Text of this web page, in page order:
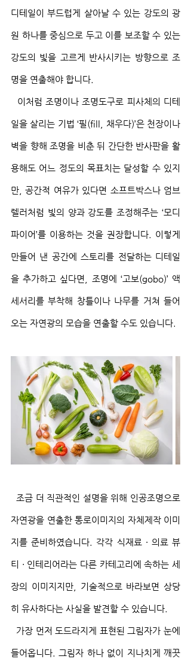
디테일이 부드럽게 살아날 수 있는 강도의 광
원 하나를 중심으로 두고 이를 보조할 수 있는
강도의 빛을 고르게 반사시키는 방향으로 조
명을 연출해야 합니다.
일을 살리는 기법 ‘필(fill, 채우다)’은 천장이나
벽을 향해 조명을 비춘 뒤 간단한 반사판을 활
용해도 어느 정도의 목표치는 달성할 수 있지
만, 공간적 여유가 있다면 소프트박스나 엄브
렐러처럼 빛의 양과 강도를 조정해주는 ‘모디
파이어’를 이용하는 것을 권장합니다. 이렇게
만들어 낸 공간에 스토리를 전달하는 디테일
을 추가하고 싶다면, 조명에 ‘고보(gobo)’ 액
세서리를 부착해 창틀이나 나무를 거쳐 들어
오는 자연광의 모습을 연출할 수도 있습니다.
  조금 더 직관적인 설명을 위해 인공조명으로
자연광을 연출한 통로이미지의 자체제작 이미
지를 준비하였습니다. 각각 식재료 · 의료 뷰
티 · 인테리어라는 다른 카테고리에 속하는 세
장의 이미지지만, 기술적으로 바라보면 상당
히 유사하다는 사실을 발견할 수 있습니다.
들어옵니다. 그림자 하나 없이 지나치게 깨끗